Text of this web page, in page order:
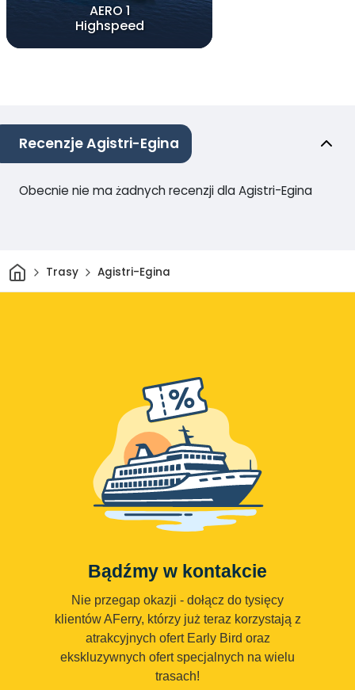
AERO 1
Highspeed
Recenzje Agistri-Egina
Obecnie nie ma żadnych recenzji dla Agistri-Egina
DomTrasy Agistri-Egina
Bądźmy w kontakcie
Nie przegap okazji - dołącz do tysięcy
klientów AFerry, którzy już teraz korzystają z
atrakcyjnych ofert Early Bird oraz
ekskluzywnych ofert specjalnych na wielu
trasach!